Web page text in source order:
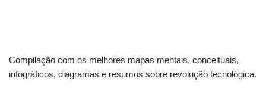
Compilação com os melhores mapas mentais, conceituais,
infográficos, diagramas e resumos sobre revolução tecnológica.